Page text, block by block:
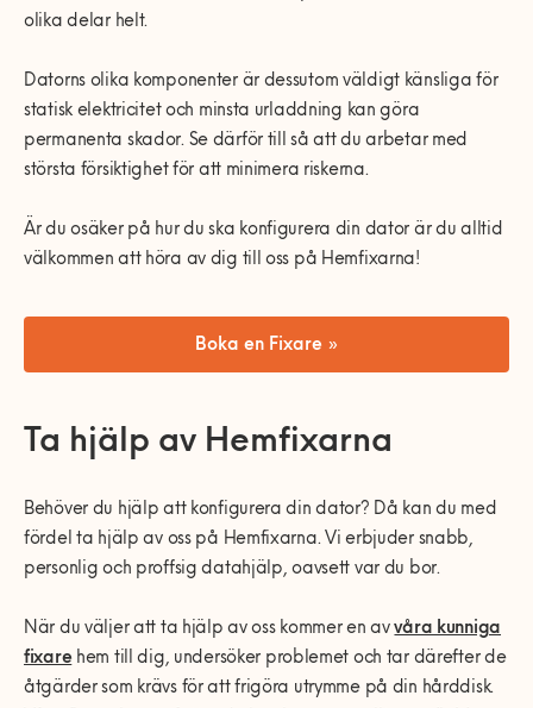
olika delar helt.
Datorns olika komponenter är dessutom väldigt känsliga för
statisk elektricitet och minsta urladdning kan göra
permanenta skador. Se därför till så att du arbetar med
största försiktighet för att minimera riskerna.
Är du osäker på hur du ska konfigurera din dator är du alltid
välkommen att höra av dig till oss på Hemfixarna!
Boka en Fixare »
Ta hjälp av Hemfixarna
Behöver du hjälp att konfigurera din dator? Då kan du med
fördel ta hjälp av oss på Hemfixarna. Vi erbjuder snabb,
personlig och proffsig datahjälp, oavsett var du bor.
När du väljer att ta hjälp av oss kommer en avvåra kunniga
fixarehem till dig, undersöker problemet och tar därefter de
åtgärder som krävs för att frigöra utrymme på din hårddisk.